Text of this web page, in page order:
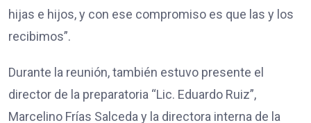
hijas e hijos, y con ese compromiso es que las y los
recibimos”.
Durante la reunión, también estuvo presente el
director de la preparatoria “Lic. Eduardo Ruiz”,
Marcelino Frías Salceda y la directora interna de la